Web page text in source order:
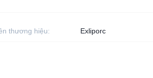
thương hiệu: Exliporc